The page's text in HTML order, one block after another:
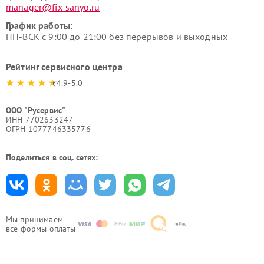
Мы принимаем
все формы оплаты
manager@fix-sanyo.ru
График работы:
ПН-ВСК с 9:00 до 21:00 без перерывов и выходных
Рейтинг сервисного центра
4.9-5.0
ООО "Русервис"
ИНН 7702633247
ОГРН 1077746335776
Поделиться в соц. сетях: